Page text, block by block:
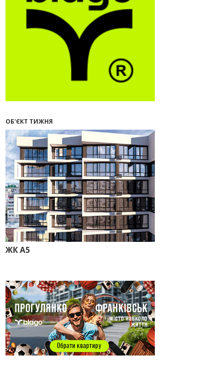
У Франківську провели
конференцію для фахівців ринку
нерухомості та девелоперів
27.07.2026
Нерухомість як антикризовий
актив: стратегії для Івано-
Франківська
Поліція затримала банду, яка
Франківську на понад 2,6 млн
12:08
Літо вигідних інвестицій:
комерційні приміщення зі
знижками
21.07.2026
12:10
Як вибрати кольори для кухні у
2026 році
20.07.2026
13:19
У Поляниці та Франківську
прокуратура стягує понад 13 млн
грн пайових внесків
14:32
Літо вигідних інвестицій:
комерційні приміщення зі
знижками до -7%
12:26
Введено в експлуатацію першу
секцію ЖК SKYGARDEN
11:50
Ведення фасадних робіт у 36
корпусі ЖР “Княгинин”
ОБ'ЄКТ ТИЖНЯ
ЖК А5